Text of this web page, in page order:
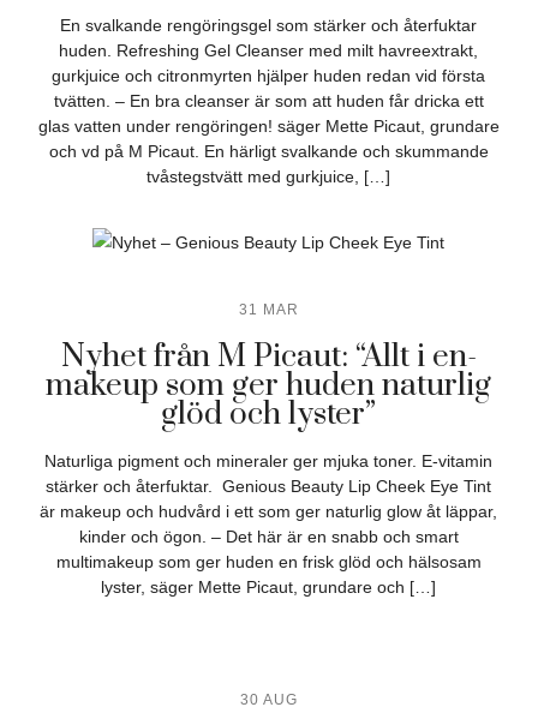
En svalkande rengöringsgel som stärker och återfuktar
huden. Refreshing Gel Cleanser med milt havreextrakt,
gurkjuice och citronmyrten hjälper huden redan vid första
tvätten. – En bra cleanser är som att huden får dricka ett
glas vatten under rengöringen! säger Mette Picaut, grundare
och vd på M Picaut. En härligt svalkande och skummande
tvåstegstvätt med gurkjuice, […]
31 MAR
Nyhet från M Picaut: “Allt i en-
makeup som ger huden naturlig
glöd och lyster”
Naturliga pigment och mineraler ger mjuka toner. E-vitamin
stärker och återfuktar. Genious Beauty Lip Cheek Eye Tint
är makeup och hudvård i ett som ger naturlig glow åt läppar,
kinder och ögon. – Det här är en snabb och smart
multimakeup som ger huden en frisk glöd och hälsosam
lyster, säger Mette Picaut, grundare och […]
30 AUG